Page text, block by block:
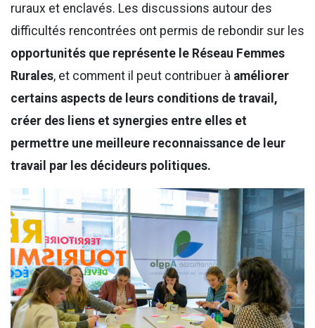
ruraux et enclavés. Les discussions autour des
difficultés rencontrées ont permis de rebondir sur les
opportunités que représente le Réseau Femmes
Rurales, et comment il peut contribuer à améliorer
certains aspects de leurs conditions de travail,
créer des liens et synergies entre elles et
permettre une meilleure reconnaissance de leur
travail par les décideurs politiques.